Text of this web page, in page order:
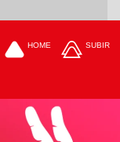
HOME SUBIR